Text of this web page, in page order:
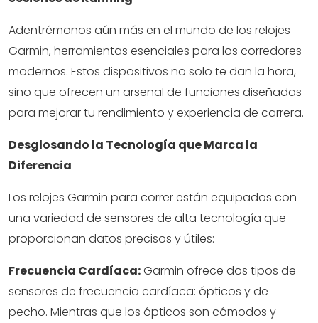
Adentrémonos aún más en el mundo de los relojes
Garmin, herramientas esenciales para los corredores
modernos. Estos dispositivos no solo te dan la hora,
sino que ofrecen un arsenal de funciones diseñadas
para mejorar tu rendimiento y experiencia de carrera.
Desglosando la Tecnología que Marca la
Diferencia
Los relojes Garmin para correr están equipados con
una variedad de sensores de alta tecnología que
proporcionan datos precisos y útiles:
Frecuencia Cardíaca:Garmin ofrece dos tipos de
sensores de frecuencia cardíaca: ópticos y de
pecho. Mientras que los ópticos son cómodos y